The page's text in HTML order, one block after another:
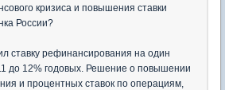
кризиса и повышения ставки
России?
ставку рефинансирования на один
до 12% годовых. Решение о повышении
и процентных ставок по операциям,